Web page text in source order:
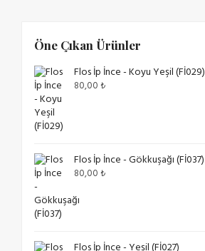
Öne Çıkan Ürünler
Flos İp İnce - Koyu Yeşil (Fİ029)
80,00₺
Flos İp İnce - Gökkuşağı (Fİ037)
80,00₺